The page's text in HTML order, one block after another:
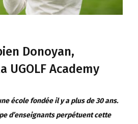
Donoyan,
UGOLF Academy
école fondée il y a plus de 30 ans.
d’enseignants perpétuent cette